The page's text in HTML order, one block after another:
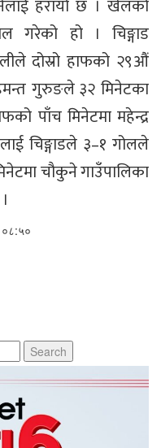
हरायो छ । खेलको
गरेको हो । चिङ्गाड
दोस्रो हाफको २९औं
गुरुङले ३२ मिनेटका
पाँच मिनेटमा महेन्द्र
चिङ्गाडले ३–१ गोलले
चौकुने गाउँपालिका
०८:५०